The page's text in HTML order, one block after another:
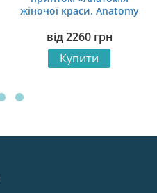
жіночої краси. Anatomy
від2260 грн
Купити